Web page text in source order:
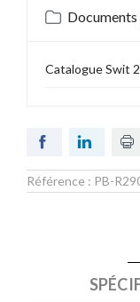
Catalogue Swit
Référence : PB-